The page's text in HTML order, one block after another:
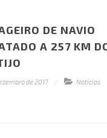
DE NAVIO
A 257 KM
de 2017 Notícias